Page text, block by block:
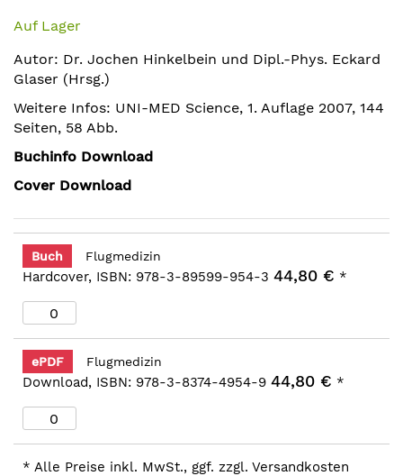
Anfang
Bildergalerie
springen
Auf Lager
Autor: Dr. Jochen Hinkelbein und Dipl.-Phys. Eckard
Glaser (Hrsg.)
Weitere Infos: UNI-MED Science, 1. Auflage 2007, 144
Seiten, 58 Abb.
Buchinfo Download
Cover Download
Buch Flugmedizin
Hardcover, ISBN: 978-3-89599-954-3 44,80 € *
ePDF Flugmedizin
Download, ISBN: 978-3-8374-4954-9 44,80 € *
* Alle Preise inkl. MwSt., ggf. zzgl. Versandkosten